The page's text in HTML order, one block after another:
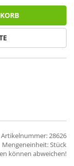
Artikelnummer: 28626
Mengeneinheit: Stück
können abweichen!